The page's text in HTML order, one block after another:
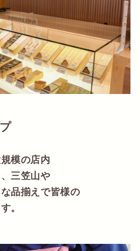
模の店内
三笠山や
品揃えで皆様の
。